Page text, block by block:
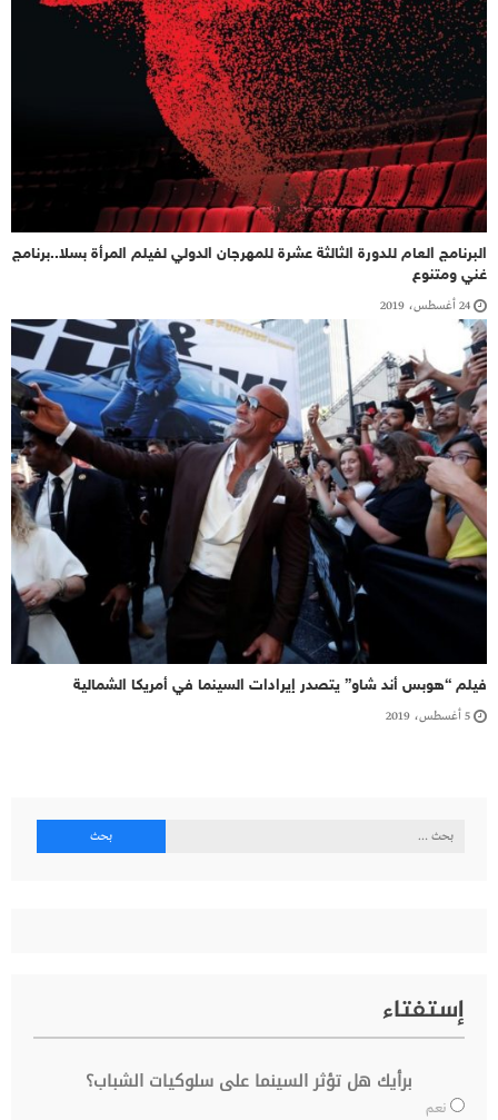
البرنامج العام للدورة الثالثة عشرة للمهرجان الدولي لفيلم المرأة بسلا..برنامج
غني ومتنوع
24 أغسطس، 2019
فيلم “هوبس أند شاو” يتصدر إيرادات السينما في أمريكا الشمالية
5 أغسطس، 2019
البحث
إستفتاء
برأيك هل تؤثر السينما على سلوكيات الشباب؟
نعم